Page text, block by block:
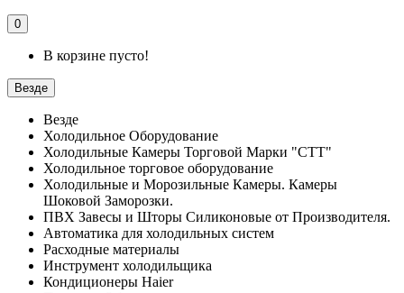
0
В корзине пусто!
Везде
Везде
Холодильное Оборудование
Холодильные Камеры Торговой Марки "СТТ"
Холодильное торговое оборудование
Холодильные и Морозильные Камеры. Камеры
Шоковой Заморозки.
ПВХ Завесы и Шторы Силиконовые от Производителя.
Автоматика для холодильных систем
Расходные материалы
Инструмент холодильщика
Кондиционеры Haier